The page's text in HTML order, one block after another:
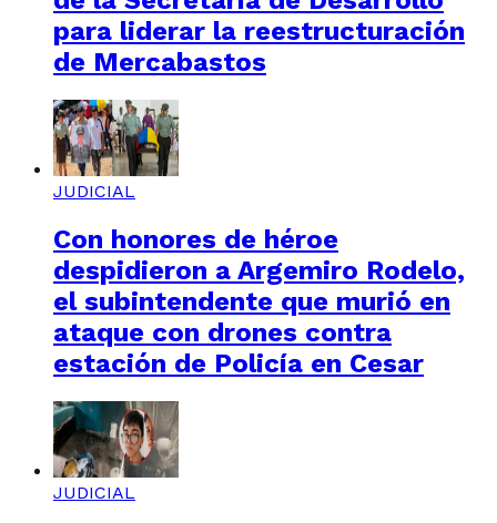
para liderar la reestructuración
de Mercabastos
JUDICIAL
Con honores de héroe
despidieron a Argemiro Rodelo,
el subintendente que murió en
ataque con drones contra
estación de Policía en Cesar
JUDICIAL